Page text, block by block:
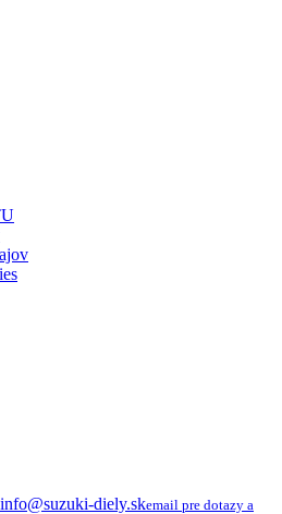
info@suzuki-diely.skemail pre dotazy a